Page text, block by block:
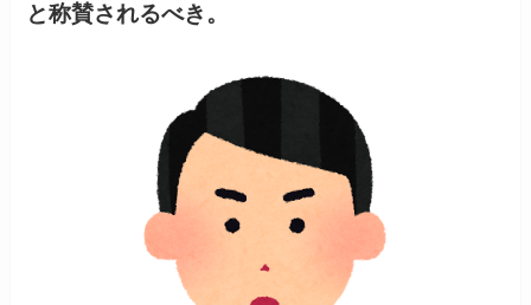
と称賛されるべき。